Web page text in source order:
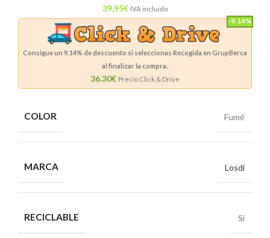
39,95€ IVA incluido
-9.14%
Consigue un 9.14% de descuento si seleccionas Recogida en GrupBerca
al finalizar la compra.
36.30€ Precio Click & Drive
COLOR Fumé
MARCA Losdi
RECICLABLE Sí